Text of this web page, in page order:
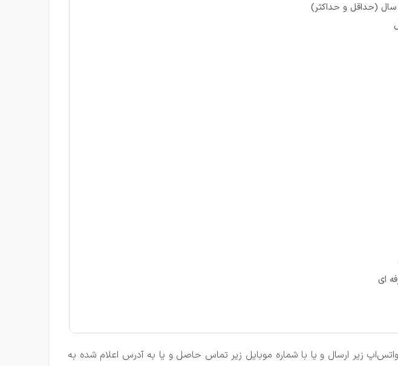
ای
زیر ارسال و یا با شماره موبایل زیر تماس حاصل و یا به آدرس اعلام شده به